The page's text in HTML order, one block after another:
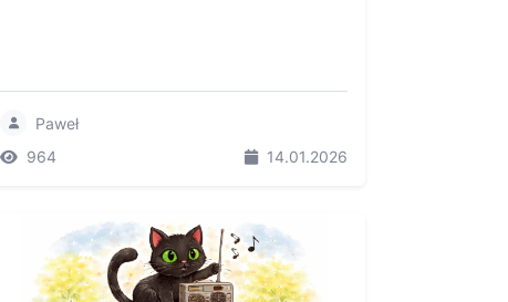
Paweł
964
14.01.2026